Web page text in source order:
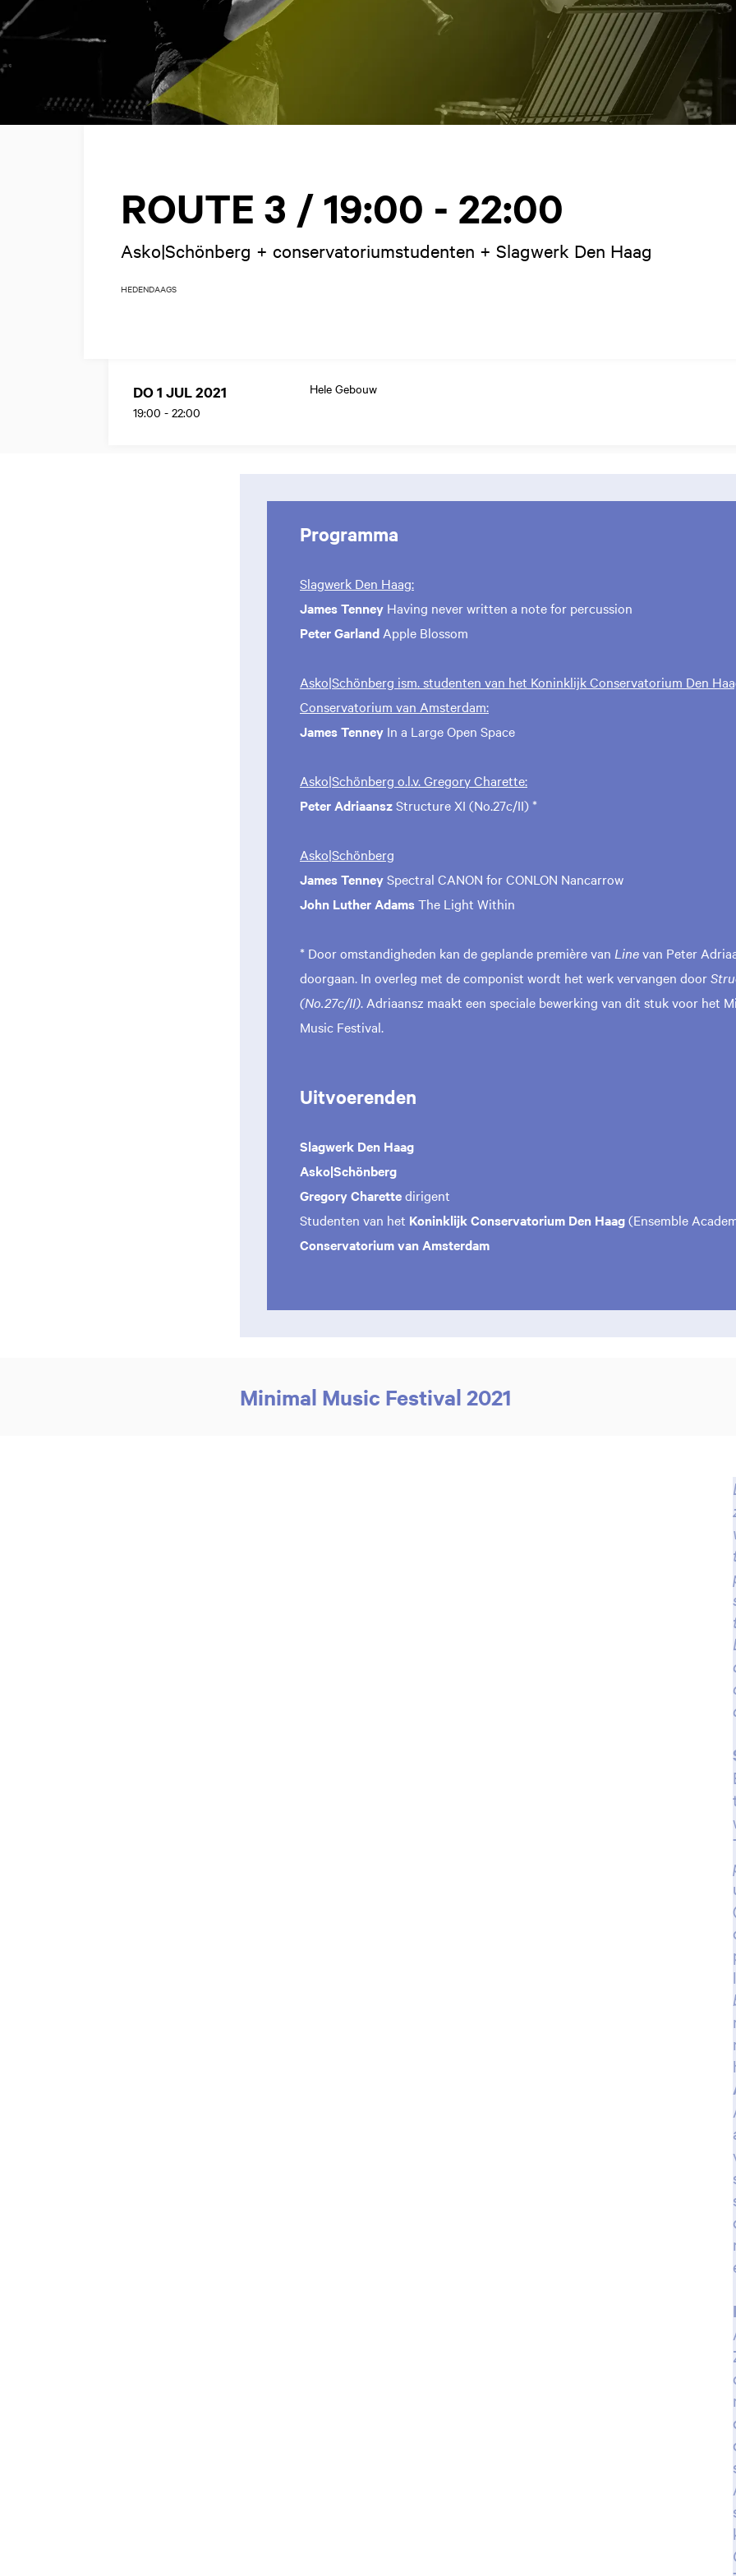
ROUTE 3 / 19:00 - 22:00
Asko|Schönberg + conservatoriumstudenten + Slagwerk Den Haag
HEDENDAAGS
DO 1 JUL 2021
19:00 - 22:00
Hele Gebouw
Programma
Slagwerk Den Haag:
James Tenney Having never written a note for percussion
Peter Garland Apple Blossom
Asko|Schönberg ism. studenten van het Koninklijk Conservatorium Den
Conservatorium van Amsterdam:
James Tenney In a Large Open Space
Asko|Schönberg o.l.v. Gregory Charette:
Peter AdriaanszStructure XI (No.27c/II) *
Asko|Schönberg
James TenneySpectral CANON for CONLON Nancarrow
John Luther AdamsThe Light Within
* Door omstandigheden kan de geplande première van Linevan Peter
doorgaan. In overleg met de componist wordt het werk vervangen door
(No.27c/II). Adriaansz maakt een speciale bewerking van dit stuk voor het
Music Festival.
Uitvoerenden
Slagwerk Den Haag
Asko|Schönberg
Gregory Charettedirigent
Studenten van het Koninklijk Conservatorium Den Haag(Ensemble
Conservatorium van Amsterdam
Minimal Music Festival 2021